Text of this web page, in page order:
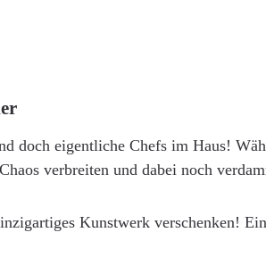
doch eigentliche Chefs im Haus!
verbreiten und dabei noch
Kunstwerk verschenken!